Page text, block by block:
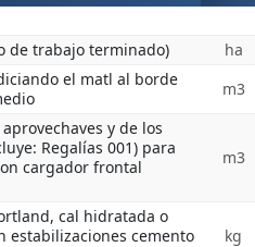
de trabajo terminado) ha
el matl al borde
m3
y de los
Regalías 001) para
cargador frontal
m3
cal hidratada o
estabilizaciones cemento
kg